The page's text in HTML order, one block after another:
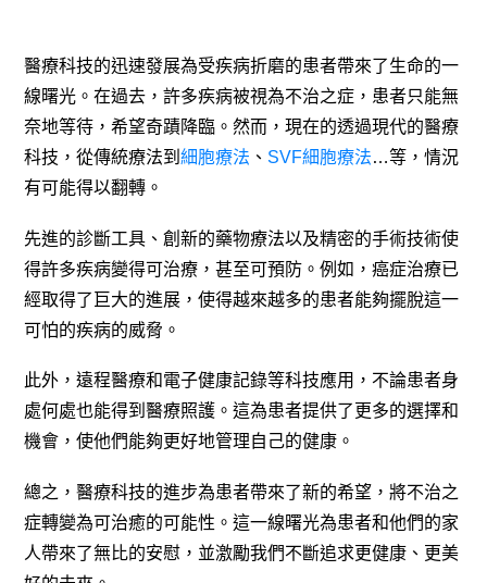
醫療科技的迅速發展為受疾病折磨的患者帶來了生命的一
線曙光。在過去，許多疾病被視為不治之症，患者只能無
奈地等待，希望奇蹟降臨。然而，現在的透過現代的醫療
科技，從傳統療法到細胞療法 、 SVF細胞療法…等，情況
有可能得以翻轉。
先進的診斷工具、創新的藥物療法以及精密的手術技術使
得許多疾病變得可治療，甚至可預防。例如，癌症治療已
經取得了巨大的進展，使得越來越多的患者能夠擺脫這一
可怕的疾病的威脅。
此外，遠程醫療和電子健康記錄等科技應用，不論患者身
處何處也能得到醫療照護。這為患者提供了更多的選擇和
機會，使他們能夠更好地管理自己的健康。
總之，醫療科技的進步為患者帶來了新的希望，將不治之
症轉變為可治癒的可能性。這一線曙光為患者和他們的家
人帶來了無比的安慰，並激勵我們不斷追求更健康、更美